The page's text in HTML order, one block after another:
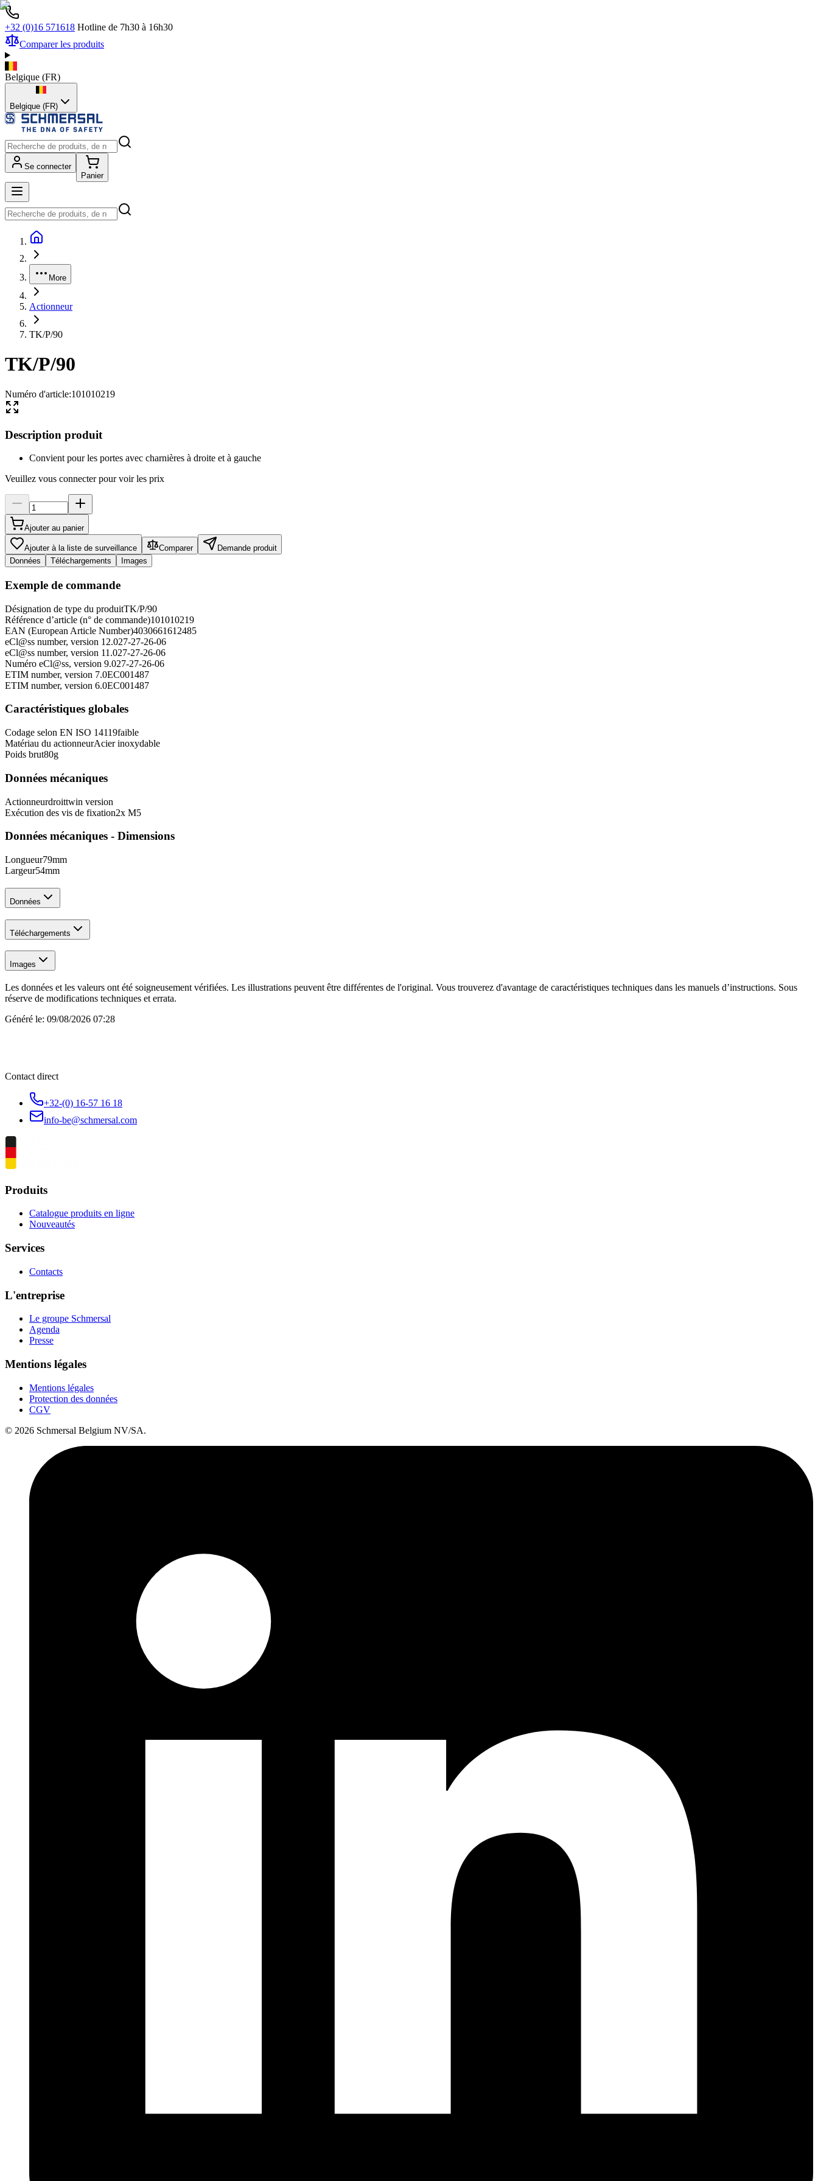
+32 (0)16 571618 Hotline de 7h30 à 16h30
Comparer les produits
Belgique (FR)
Belgique (FR)
Se connecter
Panier
More
Actionneur
TK/P/90
TK/P/90
Numéro d'article:101010219
Description produit
Convient pour les portes avec charnières à droite et à gauche
Veuillez vous connecter pour voir les prix
Ajouter au panier
Ajouter à la liste de surveillance Comparer
Demande produit
Données
Téléchargements Images
Exemple de commande
Désignation de type du produitTK/P/90
Référence d’article (n° de commande)101010219
EAN (European Article Number)4030661612485
eCl@ss number, version 12.027-27-26-06
eCl@ss number, version 11.027-27-26-06
Numéro eCl@ss, version 9.027-27-26-06
ETIM number, version 7.0EC001487
ETIM number, version 6.0EC001487
Caractéristiques globales
Codage selon EN ISO 14119faible
Matériau du actionneurAcier inoxydable
Poids brut80g
Données mécaniques
Actionneurdroittwin version
Exécution des vis de fixation2x M5
Données mécaniques - Dimensions
Longueur79mm
Largeur54mm
Données
Téléchargements
Images
Les données et les valeurs ont été soigneusement vérifiées. Les illustrations peuvent être différentes de l'original. Vous trouverez d'avantage de caractéristiques techniques dans les manuels d’instructions. Sous
réserve de modifications techniques et errata.
Généré le: 09/08/2026 07:28
Contact direct
+32-(0) 16-57 16 18
info-be@schmersal.com
Produits
Catalogue produits en ligne
Nouveautés
Services
Contacts
L'entreprise
Le groupe Schmersal
Agenda
Presse
Mentions légales
Mentions légales
Protection des données
CGV
© 2026 Schmersal Belgium NV/SA.